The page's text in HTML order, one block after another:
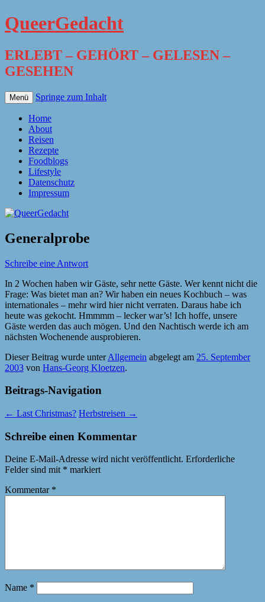
QueerGedacht
ERLEBT – GEHÖRT – GELESEN –
GESEHEN
Menü Springe zum Inhalt
Home
About
Reisen
Rezepte
Foodblogs
Lifestyle
Datenschutz
Impressum
Generalprobe
Schreibe eine Antwort
In 2 Wochen haben wir Gäste, sehr nette Gäste. Wer kennt nicht die
Frage: Was bietet man an? Wir haben ein neues Kochbuch – was
internationales – mehr wird hier nicht verraten. Daraus habe ich
heute was gekocht. Hmmmm – lecker war’s! Ich hoffe, unsere
Gäste werden das auch mögen. Und den Nachtisch werde ich am
nächsten Wochenende ausprobieren.
Dieser Beitrag wurde unterAllgemein abgelegt am 25. September
2003 von Hans-Georg Kloetzen.
Beitrags-Navigation
← Last Christmas? Herbstreisen →
Schreibe einen Kommentar
Deine E-Mail-Adresse wird nicht veröffentlicht. Erforderliche
Felder sind mit * markiert
Kommentar *
Name *